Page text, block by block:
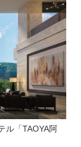
ル「TAOYA阿